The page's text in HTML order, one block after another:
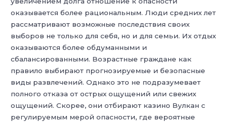
оказывается более рациональным. Люди средних лет
рассматривают возможные последствия своих
выборов не только для себя, но и для семьи. Их отдых
оказываются более обдуманными и
сбалансированными. Возрастные граждане как
правило выбирают прогнозируемые и безопасные
виды развлечений. Однако это не подразумевает
полного отказа от острых ощущений или свежих
ощущений. Скорее, они отбирают казино Вулкан с
регулируемым мерой опасности, где вероятные